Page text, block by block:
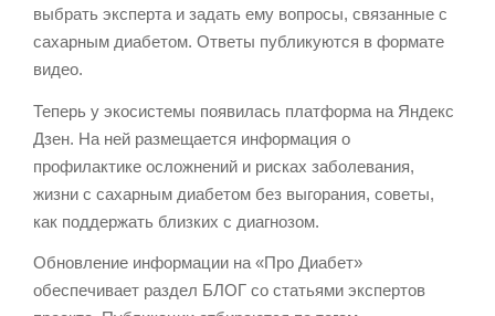
выбрать эксперта и задать ему вопросы, связанные с
сахарным диабетом. Ответы публикуются в формате
видео.
Теперь у экосистемы появилась платформа на Яндекс
Дзен. На ней размещается информация о
профилактике осложнений и рисках заболевания,
жизни с сахарным диабетом без выгорания, советы,
как поддержать близких с диагнозом.
Обновление информации на «Про Диабет»
обеспечивает раздел БЛОГ со статьями экспертов